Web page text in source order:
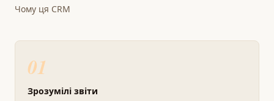
Чому ця CRM
01
Зрозумілі звіти